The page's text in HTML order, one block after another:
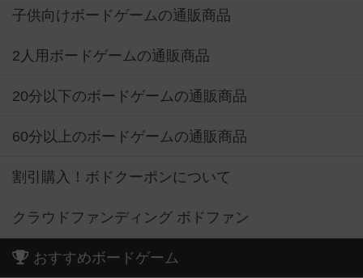
子供向けボードゲームの通販商品
2人用ボードゲームの通販商品
20分以下のボードゲームの通販商品
60分以上のボードゲームの通販商品
割引購入！ボドクーポンについて
クラウドファンディング ボドファン
おすすめボードゲーム